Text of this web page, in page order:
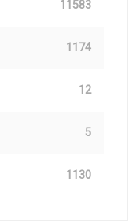
11583
1174
12
5
1130